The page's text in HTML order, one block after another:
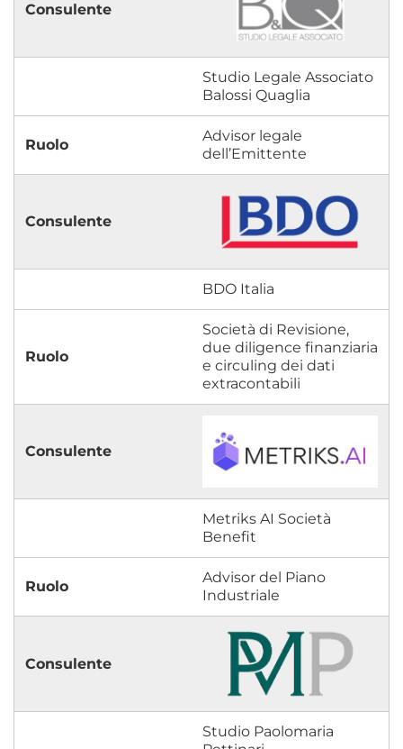
Studio Legale Associato
Balossi Quaglia
Advisor legale
dell’Emittente
BDO Italia
Società di Revisione,
due diligence finanziaria
e circuling dei dati
extracontabili
Metriks AI Società
Benefit
Advisor del Piano
Industriale
Studio Paolomaria